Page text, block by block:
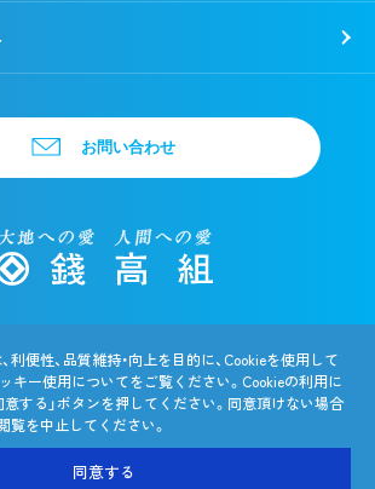
お問い合わせ
©THE ZENITAKA CORPORATION
利便性、品質維持・向上を目的に、Cookieを使用して
キー使用についてをご覧ください。Cookieの利用に
意する」ボタンを押してください。同意頂けない場合
覧を中止してください。
同意する